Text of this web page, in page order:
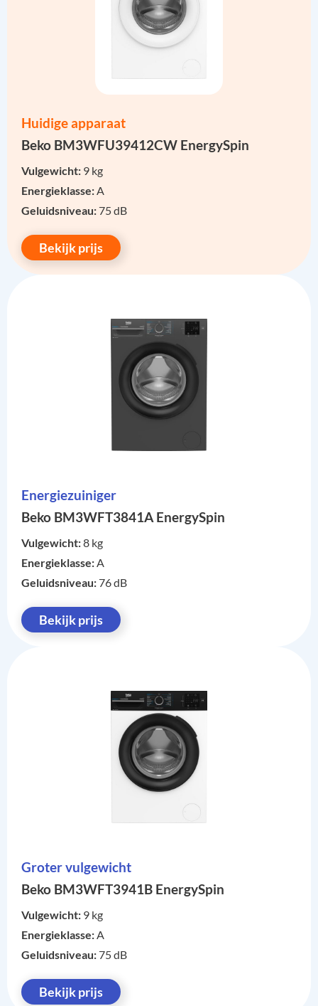
Huidige apparaat
Beko BM3WFU39412CW EnergySpin
Vulgewicht: 9 kg
Energieklasse:A
Geluidsniveau: 75 dB
Bekijk prijs
Energiezuiniger
Beko BM3WFT3841A EnergySpin
Vulgewicht:8 kg
Energieklasse:A
Geluidsniveau: 76 dB
Bekijk prijs
Groter vulgewicht
Beko BM3WFT3941B EnergySpin
Vulgewicht: 9 kg
Energieklasse:A
Geluidsniveau: 75 dB
Bekijk prijs